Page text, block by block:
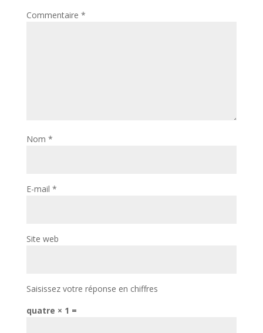
Commentaire *
Nom *
E-mail *
Site web
Saisissez votre réponse en chiffres
quatre × 1 =